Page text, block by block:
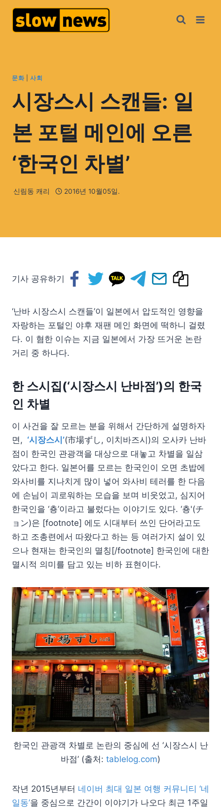
문화| 사회
시장스시 스캔들: 일
본 포털 메인에 오른
‘한국인 차별’
신림동 캐리 2016년 10월05일.
기사 공유하기
‘난바 시장스시 스캔들’이 일본에서 압도적인 영향을
자랑하는 포털인 야후 재팬 메인 화면에 떡하니 걸렸
다. 이 혐한 이슈는 지금 일본에서 가장 뜨거운 논란
거리 중 하나다.
한 스시집(‘시장스시 난바점’)의 한국
인 차별
이 사건을 잘 모르는 분을 위해서 간단하게 설명하자
면, ‘시장스시’(市場ずし, 이치바즈시)의 오사카 난바
점이 한국인 관광객을 대상으로 대놓고 차별을 일삼
았다고 한다. 일본어를 모르는 한국인이 오면 초밥에
와사비를 지나치게 많이 넣어 와사비 테러를 한 다음
에 손님이 괴로워하는 모습을 보며 비웃었고, 심지어
한국인을 ‘춍’이라고 불렀다는 이야기도 있다. ‘춍'(チ
ョン)은 [footnote] 에도 시대부터 쓰인 단어라고도
하고 조총련에서 따왔다고 하는 등 여러가지 설이 있
으나 현재는 한국인의 멸칭[/footnote] 한국인에 대한
멸시적 의미를 담고 있는 비하 표현이다.
한국인 관광객 차별로 논란의 중심에 선 ‘시장스시 난
바점’ (출처: tablelog.com)
작년 2015년부터 네이버 최대 일본 여행 커뮤니티 ‘네
일동’을 중심으로 간간이 이야기가 나오다 최근 1주일